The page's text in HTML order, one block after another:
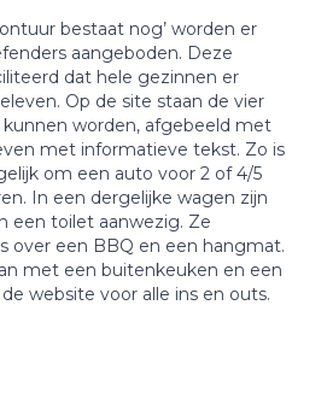
bestaat nog’ worden er
aangeboden. Deze
dat hele gezinnen er
Op de site staan de vier
worden, afgebeeld met
met informatieve tekst. Zo is
om een auto voor 2 of 4/5
In een dergelijke wagen zijn
een toilet aanwezig. Ze
over een BBQ en een hangmat.
met een buitenkeuken en een
website voor alle ins en outs.